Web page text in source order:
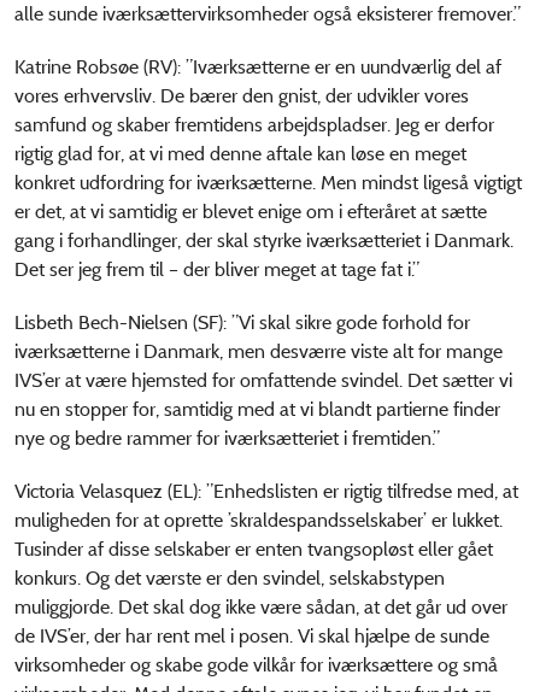
alle sunde iværksættervirksomheder også eksisterer fremover.”
Katrine Robsøe (RV): ”Iværksætterne er en uundværlig del af
vores erhvervsliv. De bærer den gnist, der udvikler vores
samfund og skaber fremtidens arbejdspladser. Jeg er derfor
rigtig glad for, at vi med denne aftale kan løse en meget
konkret udfordring for iværksætterne. Men mindst ligeså vigtigt
er det, at vi samtidig er blevet enige om i efteråret at sætte
gang i forhandlinger, der skal styrke iværksætteriet i Danmark.
Det ser jeg frem til – der bliver meget at tage fat i.”
Lisbeth Bech-Nielsen (SF): ”Vi skal sikre gode forhold for
iværksætterne i Danmark, men desværre viste alt for mange
IVS’er at være hjemsted for omfattende svindel. Det sætter vi
nu en stopper for, samtidig med at vi blandt partierne finder
nye og bedre rammer for iværksætteriet i fremtiden.”
Victoria Velasquez (EL): ”Enhedslisten er rigtig tilfredse med, at
muligheden for at oprette ’skraldespandsselskaber’ er lukket.
Tusinder af disse selskaber er enten tvangsopløst eller gået
konkurs. Og det værste er den svindel, selskabstypen
muliggjorde. Det skal dog ikke være sådan, at det går ud over
de IVS’er, der har rent mel i posen. Vi skal hjælpe de sunde
virksomheder og skabe gode vilkår for iværksættere og små